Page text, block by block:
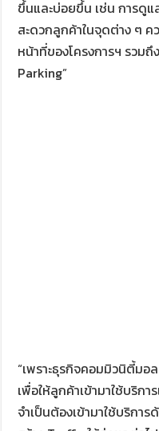
ขึ้นและบ่อยขึ้น เช่น การดู
สะดวกลูกค้าในจุดต่าง ๆ ค
หน้าที่ของโครงการฯ รวม
Parking”
“เพราะธุรกิจคอมมิวนิตี้มอ
เพื่อให้ลูกค้าเข้ามาใช้บริก
จำเป็นต้องเข้ามาใช้บริกา